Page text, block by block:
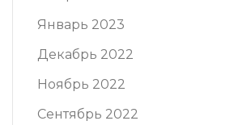
Январь 2023
Декабрь 2022
Ноябрь 2022
Сентябрь 2022